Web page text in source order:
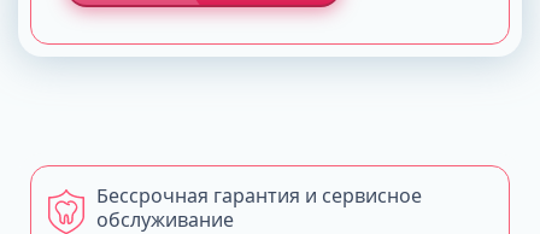
Бессрочная гарантия и сервисное
обслуживание